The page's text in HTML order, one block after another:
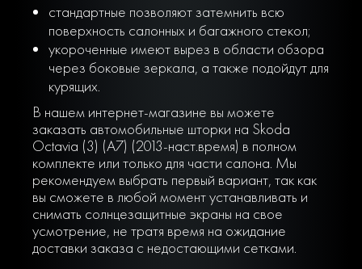
стандартные позволяют затемнить всю
поверхность салонных и багажного стекол;
укороченные имеют вырез в области обзора
через боковые зеркала, а также подойдут для
курящих.
В нашем интернет-магазине вы можете
заказать автомобильные шторки на Skoda
Octavia (3) (A7) (2013-наст.время) в полном
комплекте или только для части салона. Мы
рекомендуем выбрать первый вариант, так как
вы сможете в любой момент устанавливать и
снимать солнцезащитные экраны на свое
усмотрение, не тратя время на ожидание
доставки заказа с недостающими сетками.